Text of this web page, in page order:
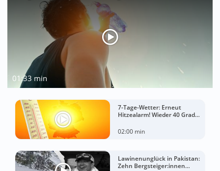
01:33 min
7-Tage-Wetter: Erneut
Hitzealarm! Wieder 40 Grad
02:00 min
Lawinenunglück in Pakistan:
Zehn Bergsteiger:innen